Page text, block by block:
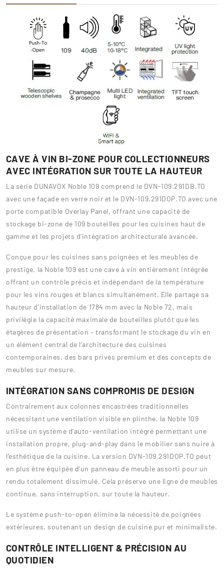
CAVE À VIN BI-ZONE POUR COLLECTIONNEURS
AVEC INTÉGRATION SUR TOUTE LA HAUTEUR
La série DUNAVOX Noble 109 comprend le DVN-109.291DB.TO
avec une façade en verre noir et le DVN-109.291DOP.TO avec une
porte compatible Overlay Panel, offrant une capacité de
stockage bi-zone de 109 bouteilles pour les cuisines haut de
gamme et les projets d’intégration architecturale avancée.
Conçue pour les cuisines sans poignées et les meubles de
prestige, la Noble 109 est une cave à vin entièrement intégrée
offrant un contrôle précis et indépendant de la température
pour les vins rouges et blancs simultanément. Elle partage sa
hauteur d’installation de 1784 mm avec la Noble 72, mais
privilégie la capacité maximale de bouteilles plutôt que les
étagères de présentation – transformant le stockage du vin en
un élément central de l’architecture des cuisines
contemporaines, des bars privés premium et des concepts de
meubles sur mesure.
INTÉGRATION SANS COMPROMIS DE DESIGN
Contrairement aux colonnes encastrées traditionnelles
nécessitant une ventilation visible en plinthe, la Noble 109
utilise un système d’auto-ventilation intégré permettant une
installation propre, plug-and-play dans le mobilier sans nuire à
l’esthétique de la cuisine. La version DVN-109.291DOP.TO peut
en plus être équipée d’un panneau de meuble assorti pour un
rendu totalement dissimulé. Cela préserve une ligne de meubles
continue, sans interruption, sur toute la hauteur.
Le système push-to-open élimine la nécessité de poignées
extérieures, soutenant un design de cuisine pur et minimaliste.
CONTRÔLE INTELLIGENT & PRÉCISION AU
QUOTIDIEN